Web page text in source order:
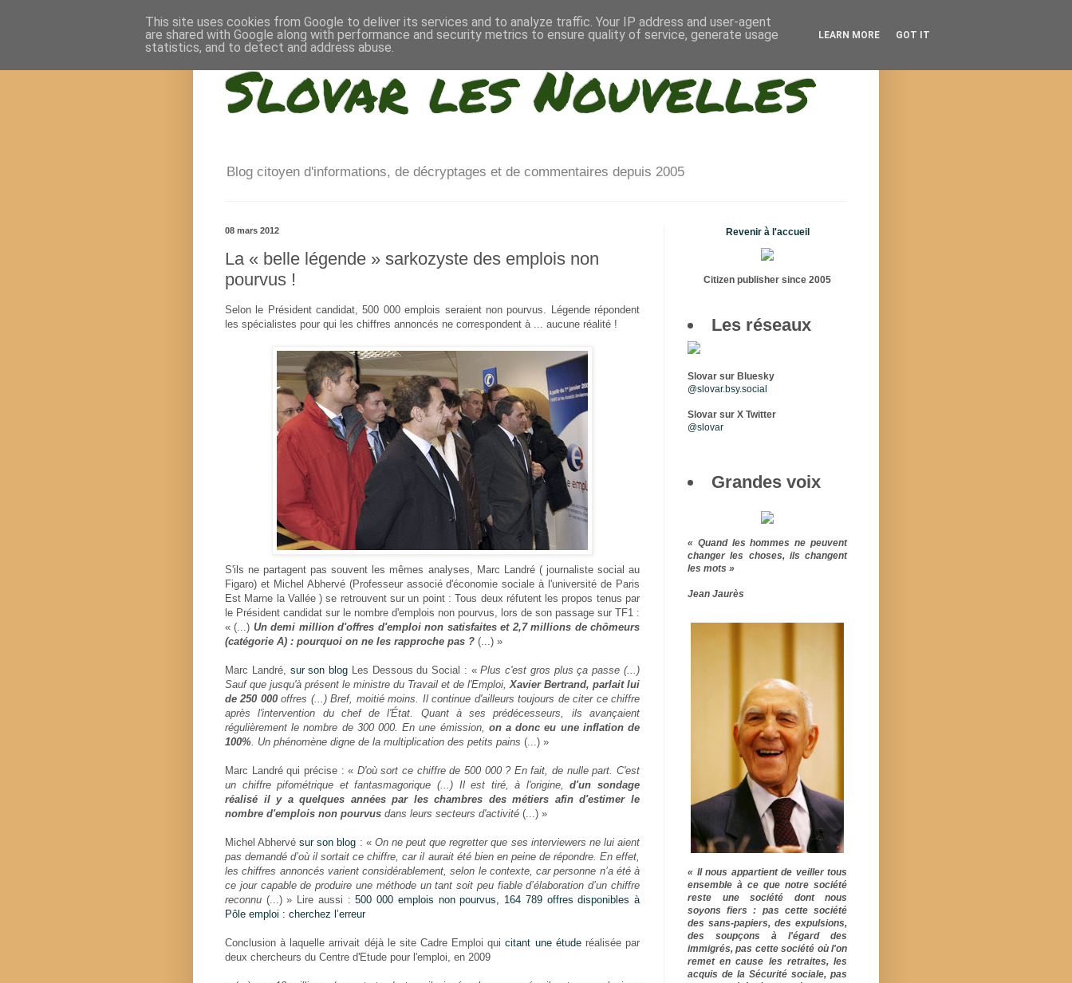
Slovar les Nouvelles
Blog citoyen d'informations, de décryptages et de commentaires depuis 2005
08 mars 2012
La « belle légende » sarkozyste des emplois non
pourvus !
Selon le Président candidat, 500 000 emplois seraient non pourvus. Légende répondent
les spécialistes pour qui les chiffres annoncés ne correspondent à ... aucune réalité !
S'ils ne partagent pas souvent les mêmes analyses, Marc Landré ( journaliste social au
Figaro) et Michel Abhervé (Professeur associé d'économie sociale à l'université de Paris
Est Marne la Vallée ) se retrouvent sur un point : Tous deux réfutent les propos tenus par
le Président candidat sur le nombre d'emplois non pourvus, lors de son passage sur TF1 :
« (...) Un demi million d'offres d'emploi non satisfaites et 2,7 millions de chômeurs
(catégorie A) : pourquoi on ne les rapproche pas ? (...) »
Marc Landré, sur son blog Les Dessous du Social : «Plus c'est gros plus ça passe (...)
Sauf que jusqu'à présent le ministre du Travail et de l'Emploi,Xavier Bertrand, parlait lui
de 250 000offres (...) Bref, moitié moins. Il continue d'ailleurs toujours de citer ce chiffre
après l'intervention du chef de l'État. Quant à ses prédécesseurs, ils avançaient
régulièrement le nombre de 300 000. En une émission, on a donc eu une inflation de
100%. Un phénomène digne de la multiplication des petits pains (...) »
Marc Landré qui précise : « D'où sort ce chiffre de 500 000 ? En fait, de nulle part. C'est
un chiffre pifométrique et fantasmagorique (...) Il est tiré, à l'origine,d'un sondage
réalisé il y a quelques années par les chambres des métiers afin d'estimer le
nombre d'emplois non pourvus dans leurs secteurs d'activité (...) »
Michel Abhervésur son blog : « On ne peut que regretter que ses interviewers ne lui aient
pas demandé d’où il sortait ce chiffre, car il aurait été bien en peine de répondre. En effet,
les chiffres annoncés varient considérablement, selon le contexte, car personne n’a été à
ce jour capable de produire une méthode un tant soit peu fiable d’élaboration d’un chiffre
reconnu (...) » Lire aussi :500 000 emplois non pourvus, 164 789 offres disponibles à
Pôle emploi : cherchez l’erreur
Conclusion à laquelle arrivait déjà le site Cadre Emploi quicitant une étuderéalisée par
deux chercheurs du Centre d'Etude pour l'emploi, en 2009
Revenir à l'accueil
Citizen publisher since 2005
Les réseaux
Slovar sur Bluesky
@slovar.bsy.social
Slovar sur X Twitter
@slovar
Grandes voix
« Quand les hommes ne peuvent
changer les choses, ils changent
les mots »
Jean Jaurès
« Il nous appartient de veiller tous
ensemble à ce que notre société
reste une société dont nous
soyons fiers : pas cette société
des sans-papiers, des expulsions,
des soupçons à l'égard des
immigrés, pas cette société où l'on
remet en cause les retraites, les
acquis de la Sécurité sociale, pas
This site uses cookies from Google to deliver its services and to analyze traffic. Your IP address and user-agent
are shared with Google along with performance and security metrics to ensure quality of service, generate usage
statistics, and to detect and address abuse.
LEARN MORE GOT IT